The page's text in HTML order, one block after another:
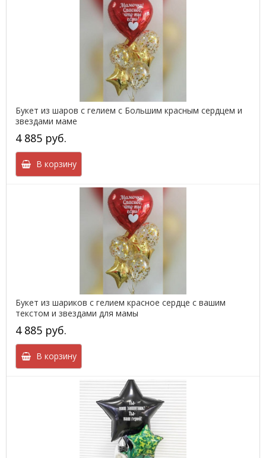
Букет из шаров с гелием с Большим красным сердцем и
звездами маме
4 885 руб.
В корзину
Букет из шариков с гелием красное сердце с вашим
текстом и звездами для мамы
4 885 руб.
В корзину